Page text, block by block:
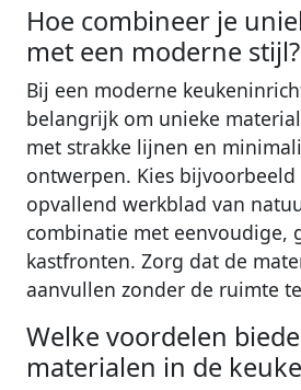
Hoe combineer je
met een moderne stijl?
Bij een moderne
belangrijk om unieke
met strakke lijnen en
ontwerpen. Kies bijvoorbeeld
opvallend werkblad van
combinatie met eenvoudige,
kastfronten. Zorg dat de
aanvullen zonder de ruimte
Welke voordelen
materialen in de